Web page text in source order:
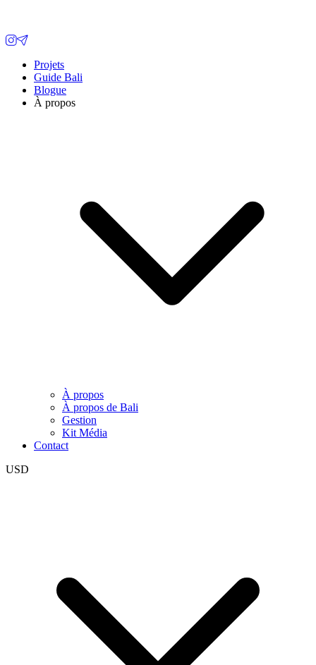
Projets
Guide Bali
Blogue
À propos
À propos
À propos de Bali
Gestion
Kit Média
Contact
USD